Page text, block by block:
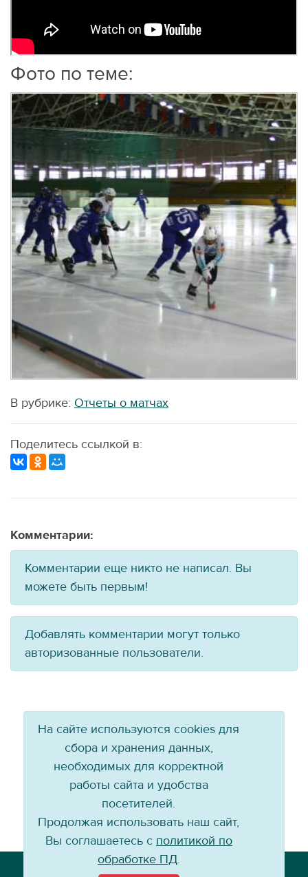
Фото по теме:
В рубрике: Отчеты о матчах
Поделитесь ссылкой в:
Комментарии:
Комментарии еще никто не написал. Вы
можете быть первым!
Добавлять комментарии могут только
авторизованные пользователи.
На сайте используются cookies для
сбора и хранения данных,
необходимых для корректной
работы сайта и удобства
посетителей.
Продолжая использовать наш сайт,
Вы соглашаетесь с политикой по
обработке ПД.